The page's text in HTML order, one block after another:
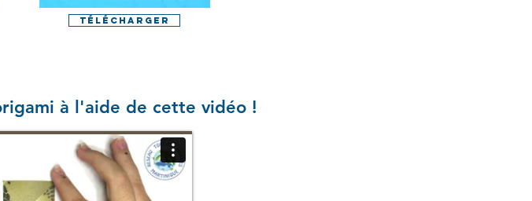
Télécharger
à l'aide de cette vidéo !